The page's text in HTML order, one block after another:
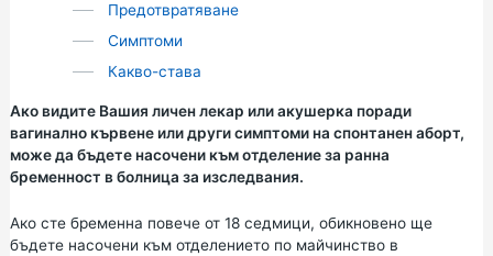
Предотвратяване
Симптоми
Какво-става
Ако видите Вашия личен лекар или акушерка поради
вагинално кървене или други симптоми на спонтанен аборт,
може да бъдете насочени към отделение за ранна
бременност в болница за изследвания.
Ако сте бременна повече от 18 седмици, обикновено ще
бъдете насочени към отделението по майчинство в